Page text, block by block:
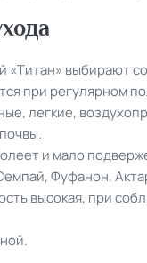
«Титан» выбирают
при регулярном
легкие,
и мало
Фуфанон,
высокая, при